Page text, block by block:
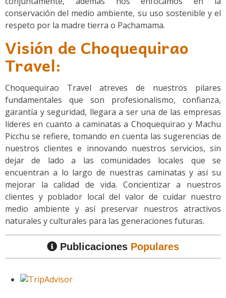
conservación del medio ambiente, su uso sostenible y el
respeto por la madre tierra o Pachamama.
Visión de Choquequirao
Travel:
Choquequirao Travel atreves de nuestros pilares
fundamentales que son profesionalismo, confianza,
garantía y seguridad, llegara a ser una de las empresas
líderes en cuanto a caminatas a Choquequirao y Machu
Picchu se refiere, tomando en cuenta las sugerencias de
nuestros clientes e innovando nuestros servicios, sin
dejar de lado a las comunidades locales que se
encuentran a lo largo de nuestras caminatas y así su
mejorar la calidad de vida. Concientizar a nuestros
clientes y poblador local del valor de cuidar nuestro
medio ambiente y así preservar nuestros atractivos
naturales y culturales para las generaciones futuras.
Publicaciones Populares